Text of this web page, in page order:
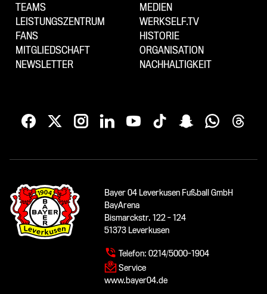
TEAMS
LEISTUNGSZENTRUM
FANS
MITGLIEDSCHAFT
NEWSLETTER
MEDIEN
WERKSELF.TV
HISTORIE
ORGANISATION
NACHHALTIGKEIT
Bayer 04 Leverkusen Fußball GmbH
BayArena
Bismarckstr. 122 - 124
51373 Leverkusen
Telefon: 0214/5000-1904
Service
www.bayer04.de